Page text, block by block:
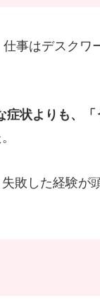
事はデスクワ
症状よりも、「
敗した経験が